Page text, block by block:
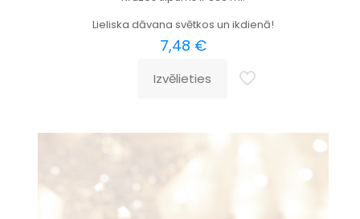
Lieliska dāvana svētkos un ikdienā!
7,48 €
Izvēlieties